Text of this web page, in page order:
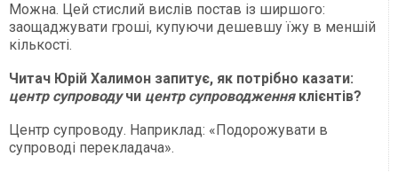
Можна. Цей стислий вислів постав із ширшого:
заощаджувати гроші, купуючи дешевшу їжу в меншій
кількості.
Читач Юрій Халимон запитує, як потрібно казати:
центр супроводучи центр супроводженняклієнтів?
Центр супроводу. Наприклад: «Подорожувати в
супроводі перекладача».